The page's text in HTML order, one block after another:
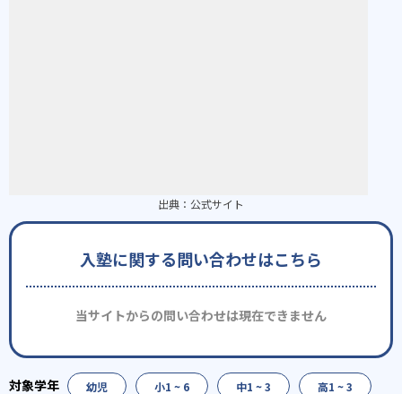
出典： 公式サイト
入塾に関する問い合わせはこちら
当サイトからの問い合わせは現在できません
幼児 小1 ~ 6 中1 ~ 3 高1 ~ 3